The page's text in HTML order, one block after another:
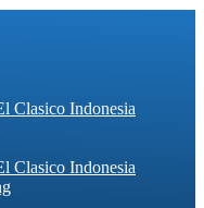
Clasico Indonesia